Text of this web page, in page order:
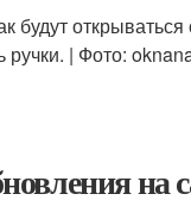
будут открываться
ручки. | Фото:
на